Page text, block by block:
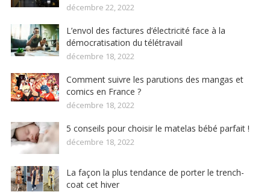
décembre 22, 2022
L’envol des factures d’électricité face à la
démocratisation du télétravail
décembre 18, 2022
Comment suivre les parutions des mangas et
comics en France ?
décembre 18, 2022
5 conseils pour choisir le matelas bébé parfait !
décembre 18, 2022
La façon la plus tendance de porter le trench-
coat cet hiver